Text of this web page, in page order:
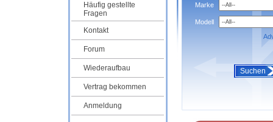
Häufig gestellte
Fragen
Kontakt
Forum
Wiederaufbau
Vertrag bekommen
Anmeldung
Marke
Modell
Suchen